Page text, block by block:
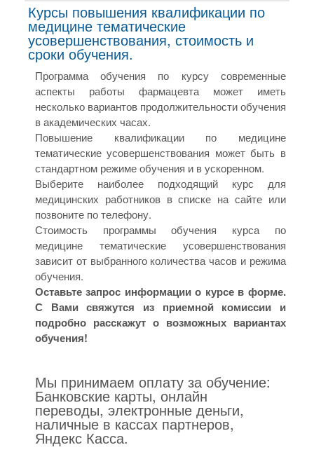
Курсы повышения квалификации по
медицине тематические
усовершенствования, стоимость и
сроки обучения.
Программа обучения по курсу современные
аспекты работы фармацевта может иметь
несколько вариантов продолжительности обучения
в академических часах.
Повышение квалификации по медицине
тематические усовершенствования может быть в
стандартном режиме обучения и в ускоренном.
Выберите наиболее подходящий курс для
медицинских работников в списке на сайте или
позвоните по телефону.
Стоимость программы обучения курса по
медицине тематические усовершенствования
зависит от выбранного количества часов и режима
обучения.
Оставьте запрос информации о курсе в форме.
С Вами свяжутся из приемной комиссии и
подробно расскажут о возможных вариантах
обучения!
Мы принимаем оплату за обучение:
Банковские карты, онлайн
переводы, электронные деньги,
наличные в кассах партнеров,
Яндекс Касса.